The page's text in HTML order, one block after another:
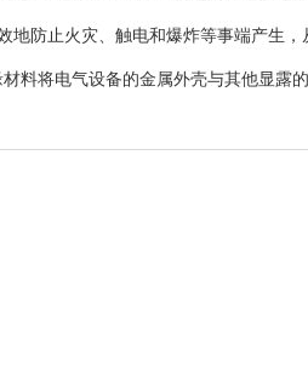
防止火灾、触电和爆炸等事端产生
料将电气设备的金属外壳与其他显露